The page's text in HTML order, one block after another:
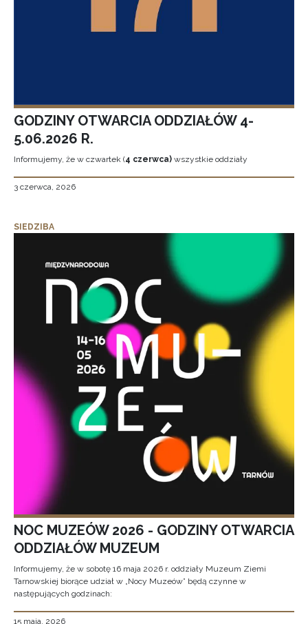
GODZINY OTWARCIA ODDZIAŁÓW 4-
5.06.2026 R.
Informujemy, że w czwartek (4 czerwca) wszystkie oddziały
3 czerwca, 2026
SIEDZIBA
NOC MUZEÓW 2026 - GODZINY OTWARCIA
ODDZIAŁÓW MUZEUM
Informujemy, że w sobotę 16 maja 2026 r. oddziały Muzeum Ziemi
Tarnowskiej biorące udział w „Nocy Muzeów” będą czynne w
następujących godzinach:
15 maja, 2026